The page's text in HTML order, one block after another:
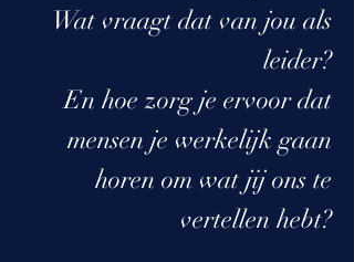
Wat vraagt dat van jou als
leider?
En hoe zorg je ervoor dat
mensen je werkelijk gaan
horen om wat jij ons te
vertellen hebt?